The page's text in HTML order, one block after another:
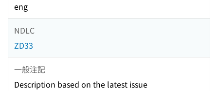
eng
NDLC
ZD33
一般注記
Description based on the latest issue